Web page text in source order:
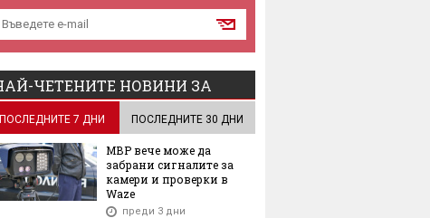
ЧЕТЕНИТЕ НОВИНИ ЗА
ПОСЛЕДНИТЕ 7 ДНИ ПОСЛЕДНИТЕ 30 ДНИ
МВР вече може да
забрани сигналите за
камери и проверки в
Waze
преди 3 дни